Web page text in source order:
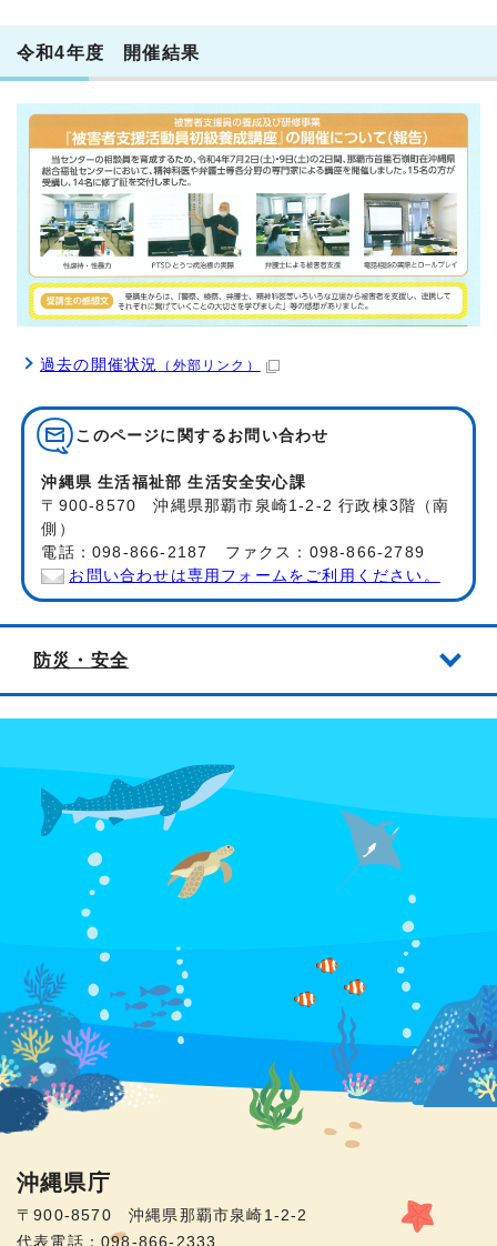
令和4年度 開催結果
過去の開催状況 （外部リンク）
このページに関する お問い合わせ
沖縄県 生活福祉部 生活安全安心課
〒900-8570 沖縄県那覇市泉崎1-2-2 行政棟3階（南
側）
電話：098-866-2187 ファクス：098-866-2789
お問い合わせは専用フォームをご利用ください。
防災・安全
沖縄県庁
〒900-8570 沖縄県那覇市泉崎1-2-2
代表電話：098-866-2333